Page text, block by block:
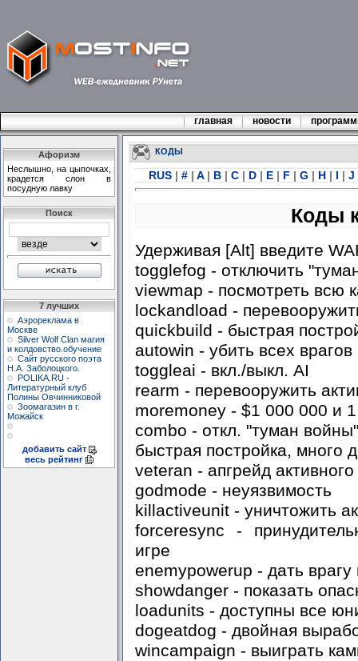
главная новости
Афоризм
Неслышно, на цыпочках,
крадется слон в
посудную лавку
Поиск
7 лучших
Аэрореклама в
Москве
Silver Wolf Clan магия
и колдовство.обучение
Сайт русского поэта
Н.А. Заболоцкого.
POLIKA.RU -
Литературный клуб
Полины Овчинниковой
Зоомагазин в г.
Можайск
добавить сайт
весь рейтинг
КОДЫ
RUS | # | A | B | C | D | E | F | G | H | I | J
Коды
Удерживая [Alt] введите
togglefog - отключить
viewmap - посмотреть всю
lockandload -
quickbuild - быстрая
autowin - убить всех врагов
toggleai - вкл./выкл. AI
rearm - перевооружить
moremoney - $1 000 000 и
combo - откл. "туман
быстрая постройка, много
veteran - апгрейд
godmode - неуязвимость
killactiveunit - уничтожить
forceresync -
игре
enemypowerup - дать
showdanger - показать
loadunits - доступны все
dogeatdog - двойная
wincampaign - выиграть